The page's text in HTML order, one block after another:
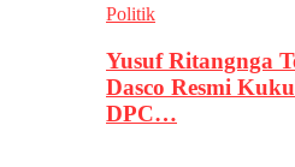
Politik
Yusuf Ritangnga
Dasco Resmi
DPC…